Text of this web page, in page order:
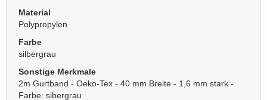
Material
Polypropylen
Farbe
silbergrau
Sonstige Merkmale
2m Gurtband - Oeko-Tex - 40 mm Breite - 1,6 mm stark -
Farbe: sibergrau